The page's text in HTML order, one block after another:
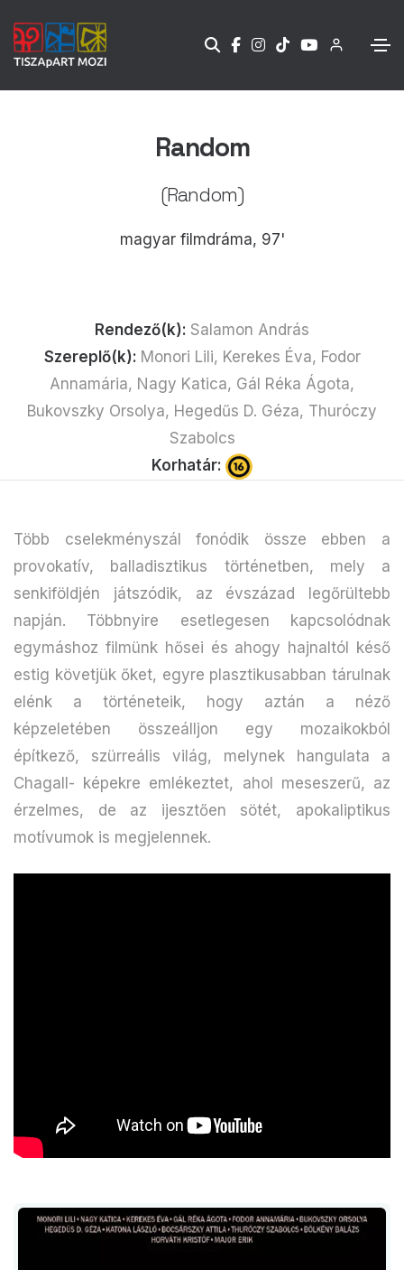
Random
(Random)
magyar filmdráma, 97'
Rendező(k): Salamon András
Szereplő(k): Monori Lili, Kerekes Éva, Fodor
Annamária, Nagy Katica, Gál Réka Ágota,
Bukovszky Orsolya, Hegedűs D. Géza, Thuróczy
Szabolcs
Korhatár:
Több cselekményszál fonódik össze ebben a
provokatív, balladisztikus történetben, mely a
senkiföldjén játszódik, az évszázad legőrültebb
napján. Többnyire esetlegesen kapcsolódnak
egymáshoz filmünk hősei és ahogy hajnaltól késő
estig követjük őket, egyre plasztikusabban tárulnak
elénk a történeteik, hogy aztán a néző
képzeletében összeálljon egy mozaikokból
építkező, szürreális világ, melynek hangulata a
Chagall- képekre emlékeztet, ahol meseszerű, az
érzelmes, de az ijesztően sötét, apokaliptikus
motívumok is megjelennek.